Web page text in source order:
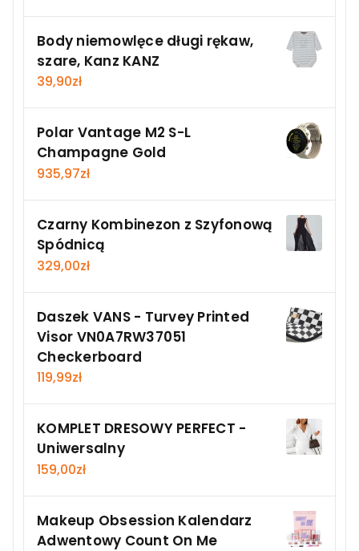
Body niemowlęce długi rękaw,
szare, Kanz KANZ
39,90zł
Polar Vantage M2 S-L
Champagne Gold
935,97zł
Czarny Kombinezon z Szyfonową
Spódnicą
329,00zł
Daszek VANS - Turvey Printed
Visor VN0A7RW37051
Checkerboard
119,99zł
KOMPLET DRESOWY PERFECT -
Uniwersalny
159,00zł
Makeup Obsession Kalendarz
Adwentowy Count On Me